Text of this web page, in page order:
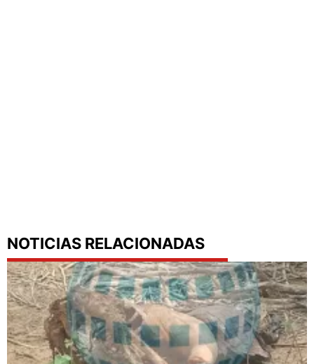
NOTICIAS RELACIONADAS